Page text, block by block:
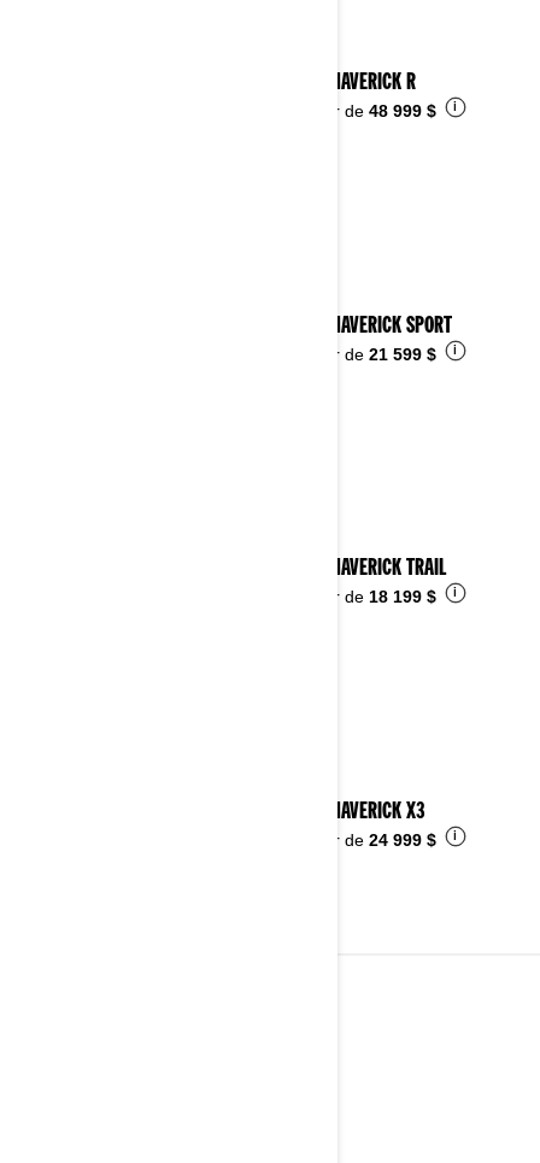
2026 MAVERICK R
À partir de 48 999 $ i
2026 MAVERICK SPORT
À partir de 21 599 $ i
2026 MAVERICK TRAIL
À partir de 18 199 $ i
2026 MAVERICK X3
À partir de 24 999 $ i